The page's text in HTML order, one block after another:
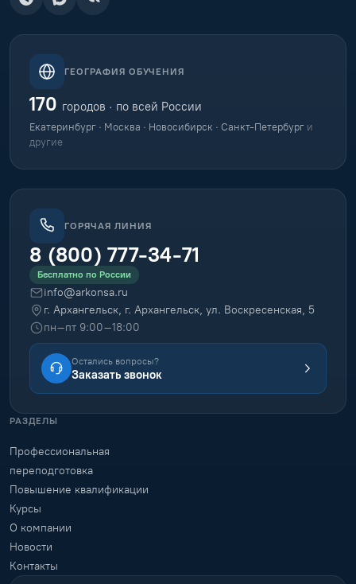
ГЕОГРАФИЯ ОБУЧЕНИЯ
170 городов · по всей России
Екатеринбург · Москва · Новосибирск · Санкт-Петербург и
другие
ГОРЯЧАЯ ЛИНИЯ
8 (800) 777-34-71
Бесплатно по России
info@arkonsa.ru
г. Архангельск, г. Архангельск, ул. Воскресенская, 5
пн–пт 9:00–18:00
Остались вопросы?
Заказать звонок
РАЗДЕЛЫ
Профессиональная
переподготовка
Повышение квалификации
Курсы
О компании
Новости
Контакты